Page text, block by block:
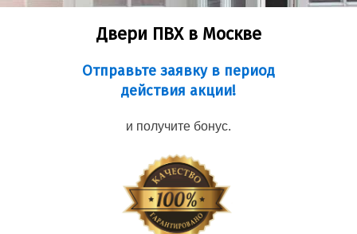
Двери ПВХ в Москве
Отправьте заявку в период
действия акции!
и получите бонус.